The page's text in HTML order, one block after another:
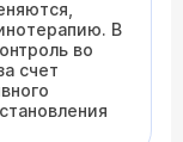
В
во
счет